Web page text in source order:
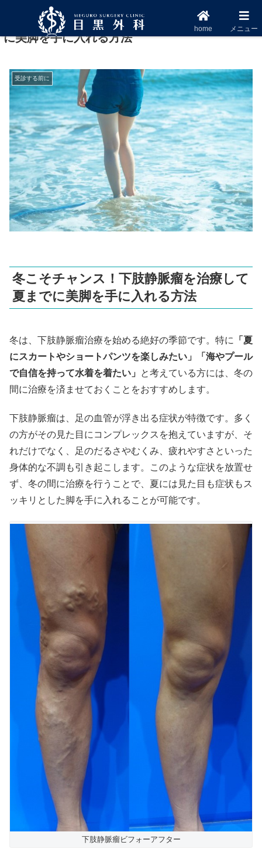
冬こそチャンス！下肢静脈瘤を治療して夏まで
に美脚を手に入れる方法
受診する前に
冬こそチャンス！下肢静脈瘤を治療して
夏までに美脚を手に入れる方法
冬は、下肢静脈瘤治療を始める絶好の季節です。特に
「夏
にスカートやショートパンツを楽しみたい」「海やプール
で自信を持って水着を着たい」
と考えている方には、冬の
間に治療を済ませておくことをおすすめします。
下肢静脈瘤は、足の血管が浮き出る症状が特徴です。多く
の方がその見た目にコンプレックスを抱えていますが、そ
れだけでなく、足のだるさやむくみ、疲れやすさといった
身体的な不調も引き起こします。このような症状を放置せ
ず、冬の間に治療を行うことで、夏には見た目も症状もス
ッキリとした脚を手に入れることが可能です。
下肢静脈瘤ビフォーアフター
home メニュー